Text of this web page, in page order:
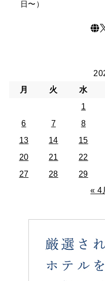
日〜）
月
火 水
1
6
7 8
13
14 15
20
21 22
27
28 29
« 4